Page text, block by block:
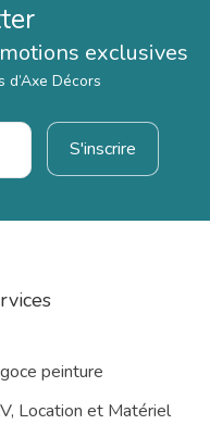
exclusives
Décors
peinture
Location et Matériel